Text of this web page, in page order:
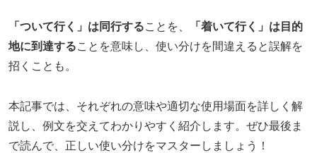
「ついて行く」は同行することを、
「着いて行く」は目的
地に到達することを意味し、使い分けを間違えると誤解を
招くことも。
本記事では、それぞれの意味や適切な使用場面を詳しく解
説し、例文を交えてわかりやすく紹介します。ぜひ最後ま
で読んで、正しい使い分けをマスターしましょう！